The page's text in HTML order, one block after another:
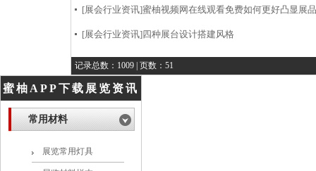
[展会行业资讯]蜜柚视频网在线观看免费如何更好凸显展
[展会行业资讯]四种展台设计搭建风格
记录总数：1009 | 页数：51
蜜柚APP下载展览资讯
常用材料
展览常用灯具